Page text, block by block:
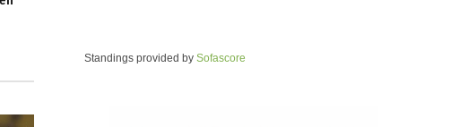
Standings provided by Sofascore